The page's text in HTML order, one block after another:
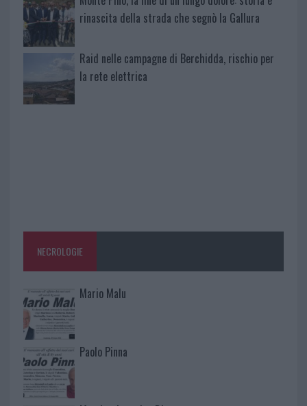
rinascita della strada che segnò la Gallura
Raid nelle campagne di Berchidda, rischio per
la rete elettrica
NECROLOGIE
Mario Malu
Paolo Pinna